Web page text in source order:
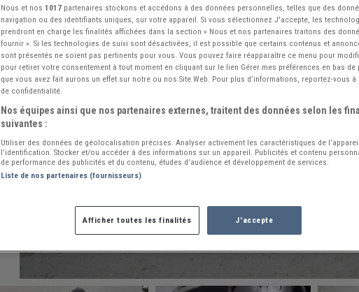
Nous et nos 1017 partenaires stockons et accédons à des données personnelles, telles que des
navigation ou des identifiants uniques, sur votre appareil. Si vous sélectionnez J'accepte, les
prendront en charge les finalités affichées dans la section « Nous et nos partenaires traitons des
fournir ». Si les technologies de suivi sont désactivées, il est possible que certains contenus et
sont présentés ne soient pas pertinents pour vous. Vous pouvez faire réapparaître ce menu pour
pour retirer votre consentement à tout moment en cliquant sur le lien Gérer mes préférences en bas de
que vous avez fait aurons un effet sur notre ou nos Site Web. Pour plus d’informations, reportez-vous
de confidentialité.
Nos équipes ainsi que nos partenaires externes, traitent des données selon les
suivantes :
Utiliser des données de géolocalisation précises. Analyser activement les caractéristiques de
l’identification. Stocker et/ou accéder à des informations sur un appareil. Publicités et contenu
de performance des publicités et du contenu, études d’audience et développement de services.
Liste de nos partenaires (fournisseurs)
Afficher toutes les finalités J'accepte